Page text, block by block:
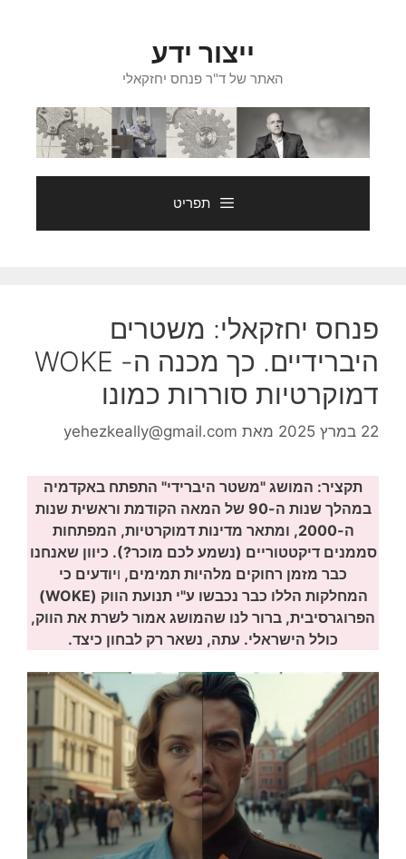
ייצור ידע
האתר של ד"ר פנחס יחזקאלי
תפריט
פנחס יחזקאלי: משטרים
היברידיים. כך מכנה ה- WOKE
דמוקרטיות סוררות כמונו
22 במרץ 2025 מאת yehezkeally@gmail.com
תקציר: המושג "משטר היברידי" התפתח באקדמיה
במהלך שנות ה-90 של המאה הקודמת וראשית שנות
ה-2000, ומתאר מדינות דמוקרטיות, המפתחות
סממנים דיקטטוריים (נשמע לכם מוכר?). כיוון שאנחנו
כבר מזמן רחוקים מלהיות תמימים, ויודעים כי
המחלקות הללו כבר נכבשו ע"י תנועת הווק (WOKE)
הפרוגרסיבית, ברור לנו שהמושג אמור לשרת את הווק,
כולל הישראלי. עתה, נשאר רק לבחון כיצד.